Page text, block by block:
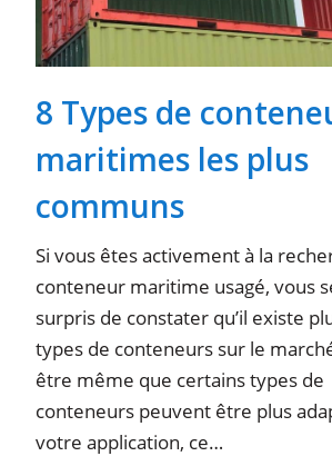
8 Types de
maritimes les plus
communs
Si vous êtes activement à la
conteneur maritime usagé, vous
surpris de constater qu’il existe
types de conteneurs sur le
être même que certains types de
conteneurs peuvent être plus
votre application, ce…